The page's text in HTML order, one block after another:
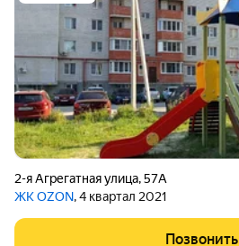
2-я Агрегатная улица,57А
ЖК OZON, 4 квартал 2021
Позвонить